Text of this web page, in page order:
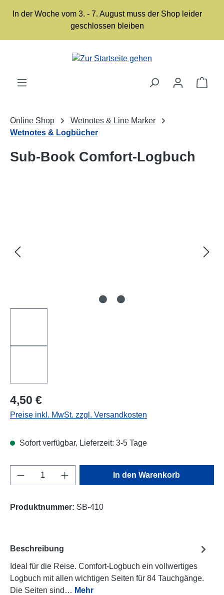
Zum Hauptinhalt springen
In der Woche vom 3. - 7. August muss der Shop leider
geschlossen bleiben
Online Shop
Wetnotes & Line Marker
Wetnotes & Logbücher
Sub-Book Comfort-Logbuch
Regulärer Preis:
4,50 €
Preise inkl. MwSt. zzgl. Versandkosten
Sofort verfügbar, Lieferzeit: 3-5 Tage
Produkt Anzahl: Gib den gewünschten
In den Warenkorb
Produktnummer: SB-410
Beschreibung
Ideal für die Reise. Comfort-Logbuch ein vollwertiges
Logbuch mit allen wichtigen Seiten für 84 Tauchgänge.
Die Seiten sind… Mehr